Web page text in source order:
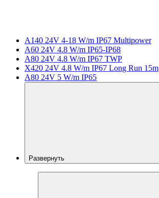
A140 24V 4-18 W/m IP67 Multipower
A60 24V 4.8 W/m IP65-IP68
A80 24V 4.8 W/m IP67 TWP
X420 24V 4.8 W/m IP67 Long Run 15m
A80 24V 5 W/m IP65
Развернуть